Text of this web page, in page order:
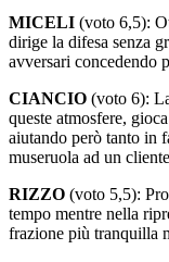
avversari concedendo
CIANCIO(voto 6): La
aiutando però tanto in
museruola ad un
RIZZO(voto 5,5):
frazione più tranquilla
CARRIERO(voto